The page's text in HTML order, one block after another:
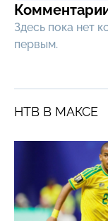
Здесь пока нет
первым.
НТВ В МАКСЕ